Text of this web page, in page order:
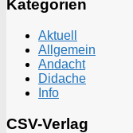
Kategorien
Aktuell
Allgemein
Andacht
Didache
Info
CSV-Verlag